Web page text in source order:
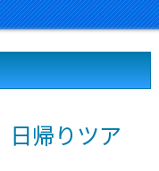
帰りツア